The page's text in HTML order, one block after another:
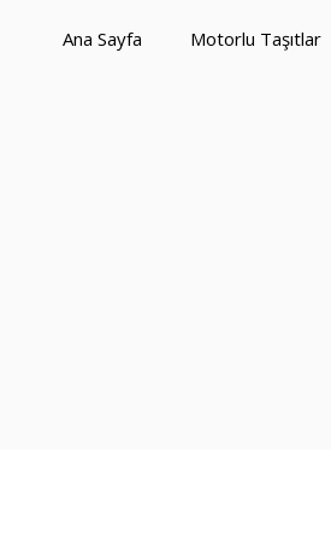
Ana Sayfa Motorlu Taşıtlar